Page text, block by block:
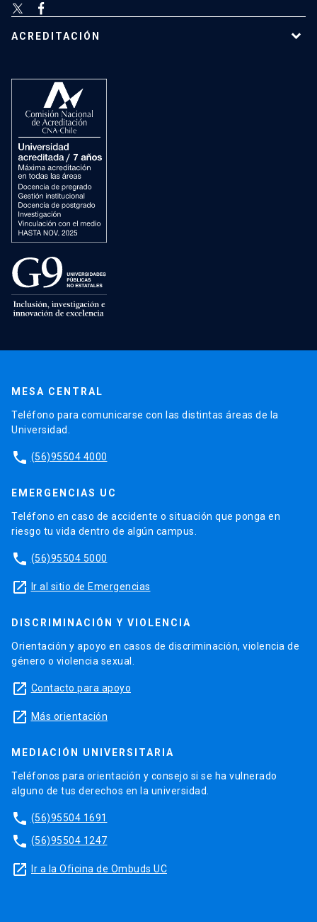
ACREDITACIÓN
MESA CENTRAL
Teléfono para comunicarse con las distintas áreas de la
Universidad.
phone (56)95504 4000
EMERGENCIAS UC
Teléfono en caso de accidente o situación que ponga en
riesgo tu vida dentro de algún campus.
phone (56)95504 5000
launch Ir al sitio de Emergencias
DISCRIMINACIÓN Y VIOLENCIA
Orientación y apoyo en casos de discriminación, violencia de
género o violencia sexual.
launch Contacto para apoyo
launch Más orientación
MEDIACIÓN UNIVERSITARIA
Teléfonos para orientación y consejo si se ha vulnerado
alguno de tus derechos en la universidad.
phone (56)95504 1691
phone (56)95504 1247
launch Ir a la Oficina de Ombuds UC